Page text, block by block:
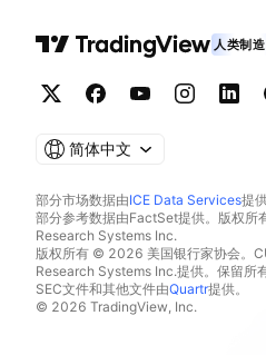
人类制造
简体中文
部分市场数据由ICE Data Services提供
部分参考数据由FactSet提供。版权
Research Systems Inc.
版权所有 © 2026 美国银行家协会。
Research Systems Inc.提供。保留所
SEC文件和其他文件由Quartr提供。
© 2026 TradingView, Inc.